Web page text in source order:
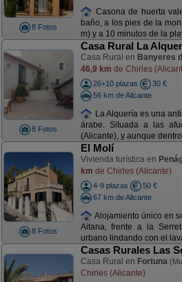
8 Fotos
Casona de huerta
baño, a los pies de la
m) y a 10 minutos de la
8 Fotos
Casa Rural La
Casa Rural en Banyeres
46,9 km de Chirles
26+10 plazas
30 €
56 km de Alicante
La Alquería es una
árabe. Situada a las
(Alicante), y aunque
8 Fotos
El Molí
Vivienda turística en
km de Chirles (Alicante)
4-9 plazas
50 €
67 km de Alicante
Alojamiento único en
Aitana, frente a la
urbano lindando con el
Casas Rurales Las
Casa Rural en Fortuna
Chirles (Alicante)